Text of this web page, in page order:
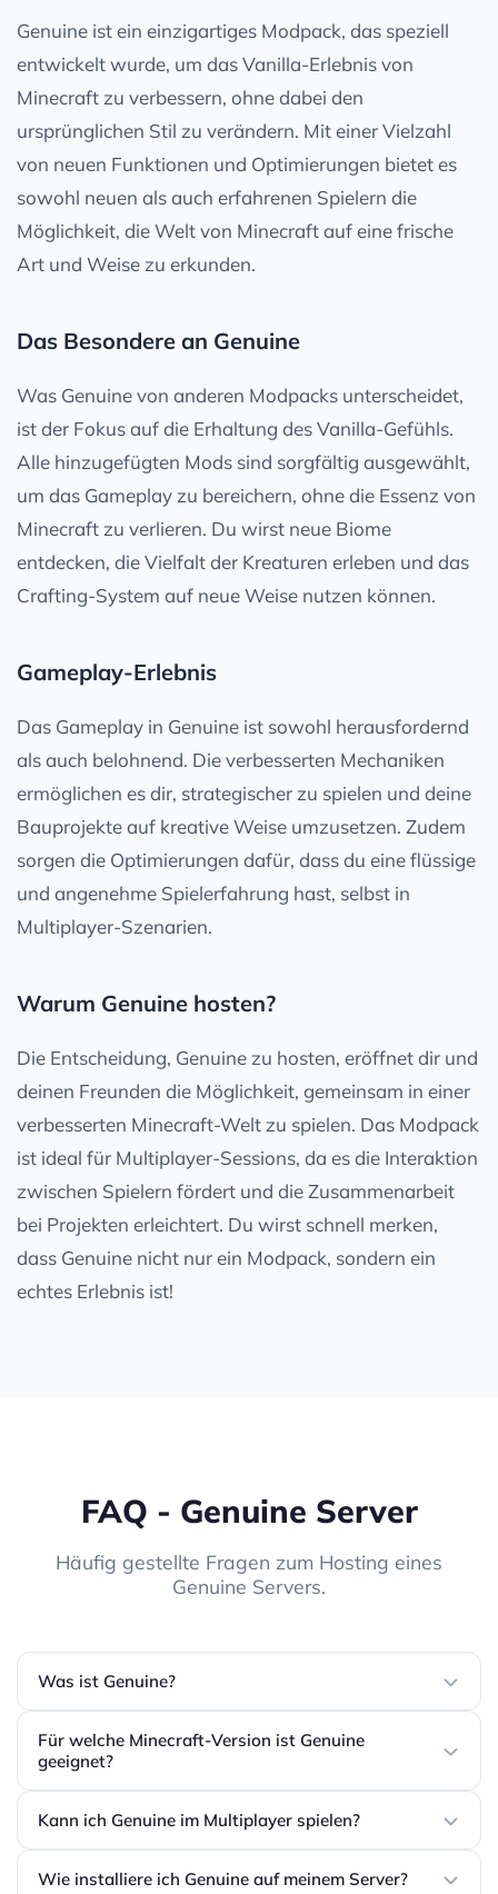
Genuine ist ein einzigartiges Modpack, das speziell
entwickelt wurde, um das Vanilla-Erlebnis von
Minecraft zu verbessern, ohne dabei den
ursprünglichen Stil zu verändern. Mit einer Vielzahl
von neuen Funktionen und Optimierungen bietet es
sowohl neuen als auch erfahrenen Spielern die
Möglichkeit, die Welt von Minecraft auf eine frische
Art und Weise zu erkunden.
Das Besondere an Genuine
Was Genuine von anderen Modpacks unterscheidet,
ist der Fokus auf die Erhaltung des Vanilla-Gefühls.
Alle hinzugefügten Mods sind sorgfältig ausgewählt,
um das Gameplay zu bereichern, ohne die Essenz von
Minecraft zu verlieren. Du wirst neue Biome
entdecken, die Vielfalt der Kreaturen erleben und das
Crafting-System auf neue Weise nutzen können.
Gameplay-Erlebnis
Das Gameplay in Genuine ist sowohl herausfordernd
als auch belohnend. Die verbesserten Mechaniken
ermöglichen es dir, strategischer zu spielen und deine
Bauprojekte auf kreative Weise umzusetzen. Zudem
sorgen die Optimierungen dafür, dass du eine flüssige
und angenehme Spielerfahrung hast, selbst in
Multiplayer-Szenarien.
Warum Genuine hosten?
Die Entscheidung, Genuine zu hosten, eröffnet dir und
deinen Freunden die Möglichkeit, gemeinsam in einer
verbesserten Minecraft-Welt zu spielen. Das Modpack
ist ideal für Multiplayer-Sessions, da es die Interaktion
zwischen Spielern fördert und die Zusammenarbeit
bei Projekten erleichtert. Du wirst schnell merken,
dass Genuine nicht nur ein Modpack, sondern ein
echtes Erlebnis ist!
FAQ - Genuine Server
Häufig gestellte Fragen zum Hosting eines
Genuine Servers.
Was ist Genuine?
Für welche Minecraft-Version ist Genuine
geeignet?
Kann ich Genuine im Multiplayer spielen?
Wie installiere ich Genuine auf meinem Server?